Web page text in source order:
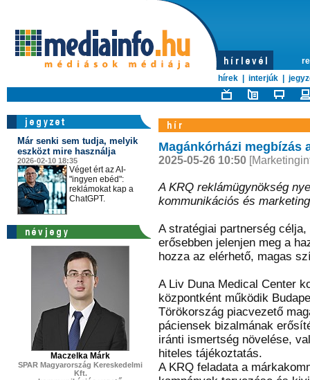
hírek
interjúk
Már senki sem tudja, melyik
eszközt mire használja
2026-02-10 18:35
Véget ért az AI-
"ingyen ebéd":
reklámokat kap a
ChatGPT.
Maczelka Márk
SPAR Magyarország Kereskedelmi
Kft.
Magánkórházi megbízás
2025-05-26 10:50
A KRQ reklámügynökség
kommunikációs és
A stratégiai partnerség
erősebben jelenjen meg a
hozza az elérhető, magas
A Liv Duna Medical Center
központként működik
Törökország piacvezető
páciensek bizalmának
iránti ismertség növelése,
hiteles tájékoztatás.
A KRQ feladata a